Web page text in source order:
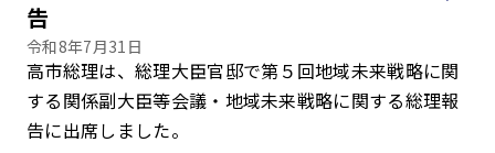
告
令和8年7月31日
高市総理は、総理大臣官邸で第５回地域未来戦略に関
する関係副大臣等会議・地域未来戦略に関する総理報
告に出席しました。